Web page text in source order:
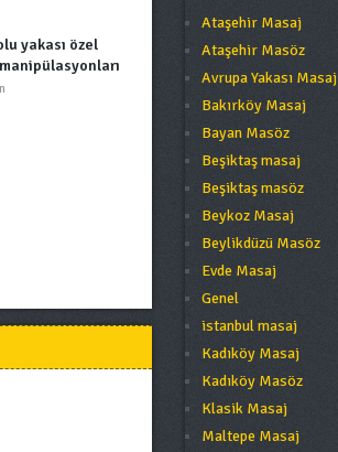
yakası özel
Ataşehir Masaj
Ataşehir Masöz
Avrupa Yakası Masaj
Bakırköy Masaj
Bayan Masöz
Beşiktaş masaj
Beşiktaş masöz
Beykoz Masaj
Beylikdüzü Masöz
Evde Masaj
Genel
istanbul masaj
Kadıköy Masaj
Kadıköy Masöz
Klasik Masaj
Maltepe Masaj